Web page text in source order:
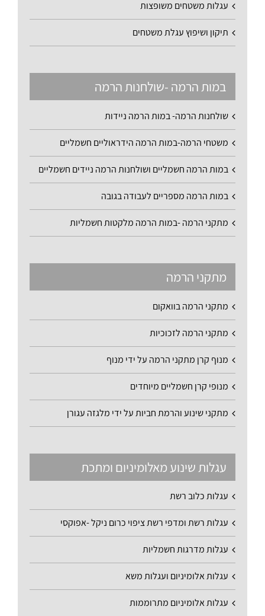
עגלות משטחים משופצות
תיקון ושיפוץ עגלת משטחים
במות הרמה -שולחנות הרמה
שולחנות הרמה- במות הרמה ניידות
משטחי הרמה-במות הרמה הידראוליים חשמליים
במות הרמה חשמליים ושולחנות הרמה ניידים חשמליים
במות הרמה מספריים לעבודה בגובה
מתקני הרמה -במות הרמה מלקטות חשמליות
מתקני הרמה
מתקני הרמה בוואקום
מתקני הרמה לזכוכיות
מנוף קרן מתקני הרמה על ידי מנוף
מנופי קרן חשמליים מיוחדים
מתקני שינוע והרמת חביות על ידי מלגזה עגורן
עגלות שינוע מאלומיניום ומתכת
עגלות כלוב רשת
עגלות רשת ומדפי רשת ציפוי כרום ניקל -אפוקסי
עגלות מדרגות חשמליות
עגלות אלומיניום ועגלות משא
עגלות אלומיניום מתרוממות